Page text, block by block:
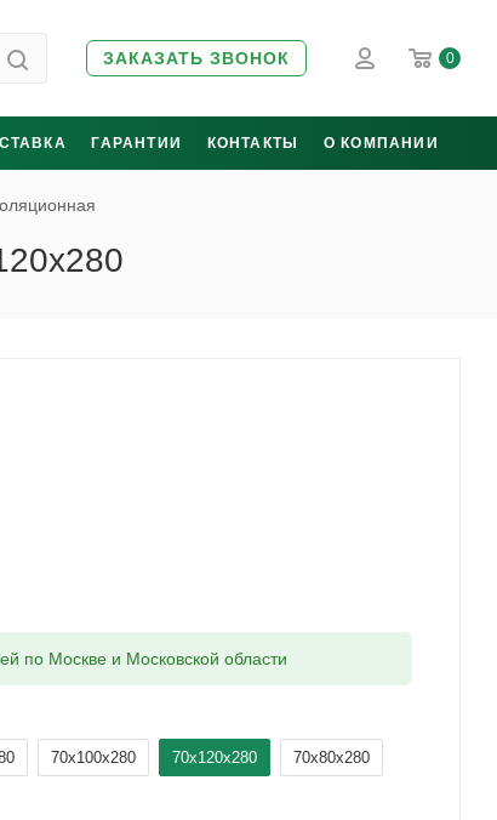
ЗАКАЗАТЬ ЗВОНОК 0
ГАРАНТИИ КОНТАКТЫ О КОМПАНИИ
по Москве и Московской области
70x100x280 70x120x280 70x80x280